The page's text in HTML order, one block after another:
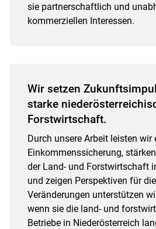
sie partnerschaftlich und
kommerziellen Interessen.
Wir setzen
starke
Forstwirtschaft.
Durch unsere Arbeit leisten wir
Einkommenssicherung,
der Land- und Forstwirtschaft
und zeigen Perspektiven für
Veränderungen unterstützen
wenn sie die land- und
Betriebe in Niederösterreich